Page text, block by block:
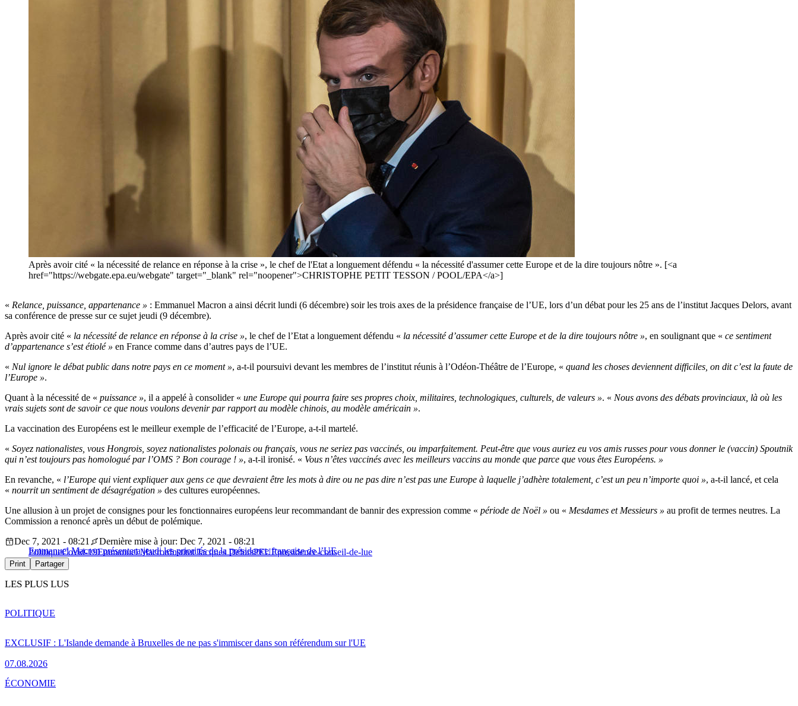
Après avoir cité « la nécessité de relance en réponse à la crise », le chef de l'Etat a longuement défendu « la nécessité d'assumer cette Europe et de la dire toujours nôtre ». [<a
href="https://webgate.epa.eu/webgate" target="_blank" rel="noopener">CHRISTOPHE PETIT TESSON / POOL/EPA</a>]
« Relance, puissance, appartenance » : Emmanuel Macron a ainsi décrit lundi (6 décembre) soir les trois axes de la présidence française de l’UE, lors d’un débat pour les 25 ans de l’institut Jacques Delors, avant
sa conférence de presse sur ce sujet jeudi (9 décembre).
Après avoir cité « la nécessité de relance en réponse à la crise », le chef de l’Etat a longuement défendu « la nécessité d’assumer cette Europe et de la dire toujours nôtre », en soulignant que « ce sentiment
d’appartenance s’est étiolé » en France comme dans d’autres pays de l’UE.
« Nul ignore le débat public dans notre pays en ce moment », a-t-il poursuivi devant les membres de l’institut réunis à l’Odéon-Théâtre de l’Europe, « quand les choses deviennent difficiles, on dit c’est la faute de
l’Europe ».
Quant à la nécessité de « puissance », il a appelé à consolider « une Europe qui pourra faire ses propres choix, militaires, technologiques, culturels, de valeurs ». « Nous avons des débats provinciaux, là où les
vrais sujets sont de savoir ce que nous voulons devenir par rapport au modèle chinois, au modèle américain ».
La vaccination des Européens est le meilleur exemple de l’efficacité de l’Europe, a-t-il martelé.
« Soyez nationalistes, vous Hongrois, soyez nationalistes polonais ou français, vous ne seriez pas vaccinés, ou imparfaitement. Peut-être que vous auriez eu vos amis russes pour vous donner le (vaccin) Spoutnik
qui n’est toujours pas homologué par l’OMS ? Bon courage ! », a-t-il ironisé. « Vous n’êtes vaccinés avec les meilleurs vaccins au monde que parce que vous êtes Européens. »
En revanche, « l’Europe qui vient expliquer aux gens ce que devraient être les mots à dire ou ne pas dire n’est pas une Europe à laquelle j’adhère totalement, c’est un peu n’importe quoi », a-t-il lancé, et cela
« nourrit un sentiment de désagrégation » des cultures européennes.
Une allusion à un projet de consignes pour les fonctionnaires européens leur recommandant de bannir des expression comme « période de Noël » ou « Mesdames et Messieurs » au profit de termes neutres. La
Commission a renoncé après un début de polémique.
Emmanuel Macron présentera jeudi les priorités de la présidence française de l’UE
Dec 7, 2021 - 08:21
Dernière mise à jour: Dec 7, 2021 - 08:21
PolitiqueCovid-19Emmanuel MacronInstitut Jacques DelorsPFUEpresidence-conseil-de-lue
Print Partager
LES PLUS LUS
EXCLUSIF : L'Islande demande à Bruxelles de ne pas s'immiscer dans son référendum sur l'UE
07.08.2026
POLITIQUE
ÉCONOMIE